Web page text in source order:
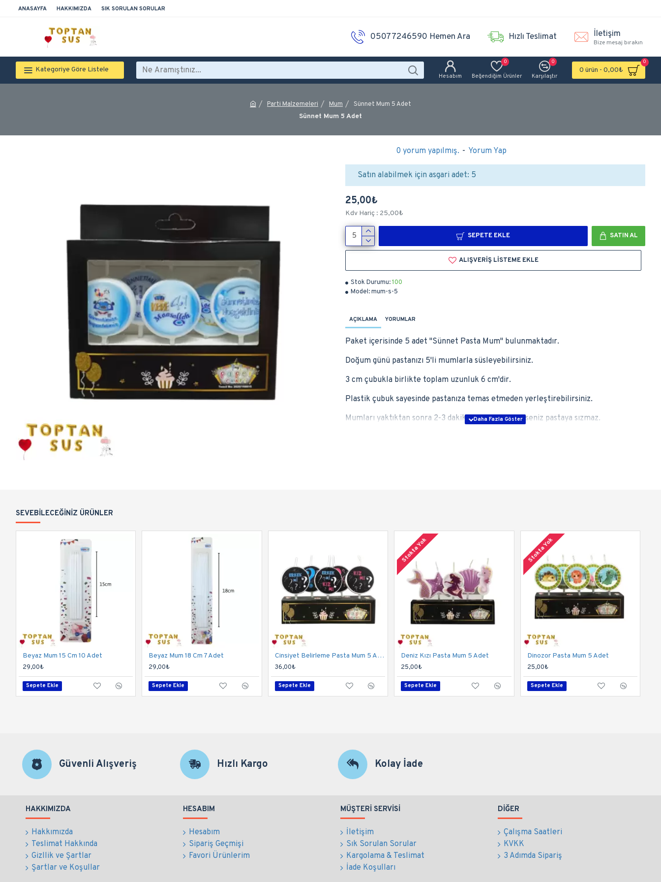
ANASAYFA HAKKIMIZDA SIK SORULAN SORULAR
05077246590 Hemen Ara Hızlı Teslimat İletişim
Bize mesaj bırakın
Kategoriye Göre Listele
Hesabım Beğendiğim Ürünler
0
Karşılaştır
0
0 ürün - 0,00₺
0
Parti Malzemeleri Mum Sünnet Mum 5 Adet
Sünnet Mum 5 Adet
Stok Durumu:100
Model:mum-s-5
0 yorum yapılmış. - Yorum Yap
25,00₺
Kdv Hariç : 25,00₺
SEPETE EKLE SATIN AL
ALIŞVERIŞ LISTEME EKLE
Satın alabilmek için asgari adet: 5
AÇIKLAMA YORUMLAR
Paket içerisinde 5 adet ''Sünnet Pasta Mum'' bulunmaktadır.
Doğum günü pastanızı 5'li mumlarla süsleyebilirsiniz.
3 cm çubukla birlikte toplam uzunluk 6 cm'dir.
Plastik çubuk sayesinde pastanıza temas etmeden yerleştirebilirsiniz.
Mumları yaktıktan sonra 2-3 dakika içerisinde üflerseniz pastaya sızmaz.
SEVEBILECEĞINIZ ÜRÜNLER
Beyaz Mum 15 Cm 10 Adet
29,00₺
Sepete Ekle
Beyaz Mum 18 Cm 7 Adet
29,00₺
Sepete Ekle
Cinsiyet Belirleme Pasta Mum 5 Adet
36,00₺
Sepete Ekle
Stokta Yok
Deniz Kızı Pasta Mum 5 Adet
25,00₺
Sepete Ekle
Stokta Yok
Dinozor Pasta Mum 5 Adet
25,00₺
Sepete Ekle
Güvenli Alışveriş Hızlı Kargo Kolay İade
HAKKIMIZDA
Hakkımızda
Teslimat Hakkında
Gizllik ve Şartlar
Şartlar ve Koşullar
HESABIM
Hesabım
Sipariş Geçmişi
Favori Ürünlerim
MÜŞTERI SERVISI
İletişim
Sık Sorulan Sorular
Kargolama & Teslimat
İade Koşulları
DIĞER
Çalışma Saatleri
KVKK
3 Adımda Sipariş